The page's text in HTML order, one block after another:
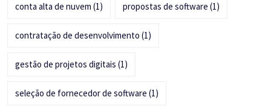
conta alta de nuvem (1) propostas de software (1)
contratação de desenvolvimento (1)
gestão de projetos digitais (1)
seleção de fornecedor de software (1)